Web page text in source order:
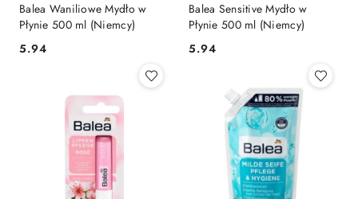
Balea Waniliowe Mydło w
Płynie 500 ml (Niemcy)
Cena:
5.94
Balea Sensitive Mydło w
Płynie 500 ml (Niemcy)
Cena:
5.94